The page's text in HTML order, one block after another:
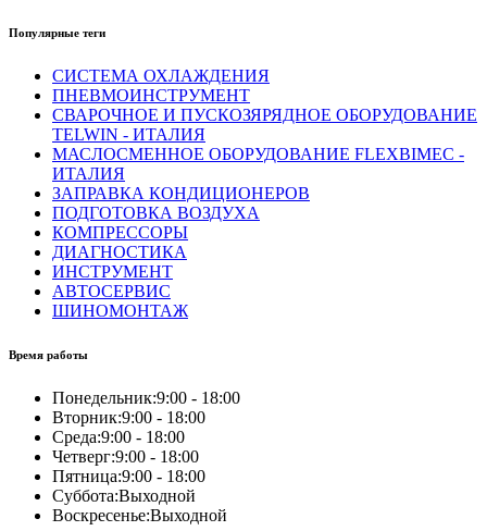
Популярные теги
СИСТЕМА ОХЛАЖДЕНИЯ
ПНЕВМОИНСТРУМЕНТ
СВАРОЧНОЕ И ПУСКОЗЯРЯДНОЕ ОБОРУДОВАНИЕ
TELWIN - ИТАЛИЯ
МАСЛОСМЕННОЕ ОБОРУДОВАНИЕ FLEXBIMEC -
ИТАЛИЯ
ЗАПРАВКА КОНДИЦИОНЕРОВ
ПОДГОТОВКА ВОЗДУХА
КОМПРЕССОРЫ
ДИАГНОСТИКА
ИНСТРУМЕНТ
АВТОСЕРВИС
ШИНОМОНТАЖ
Время работы
Понедельник:9:00 - 18:00
Вторник:9:00 - 18:00
Среда:9:00 - 18:00
Четверг:9:00 - 18:00
Пятница:9:00 - 18:00
Суббота:Выходной
Воскресенье:Выходной